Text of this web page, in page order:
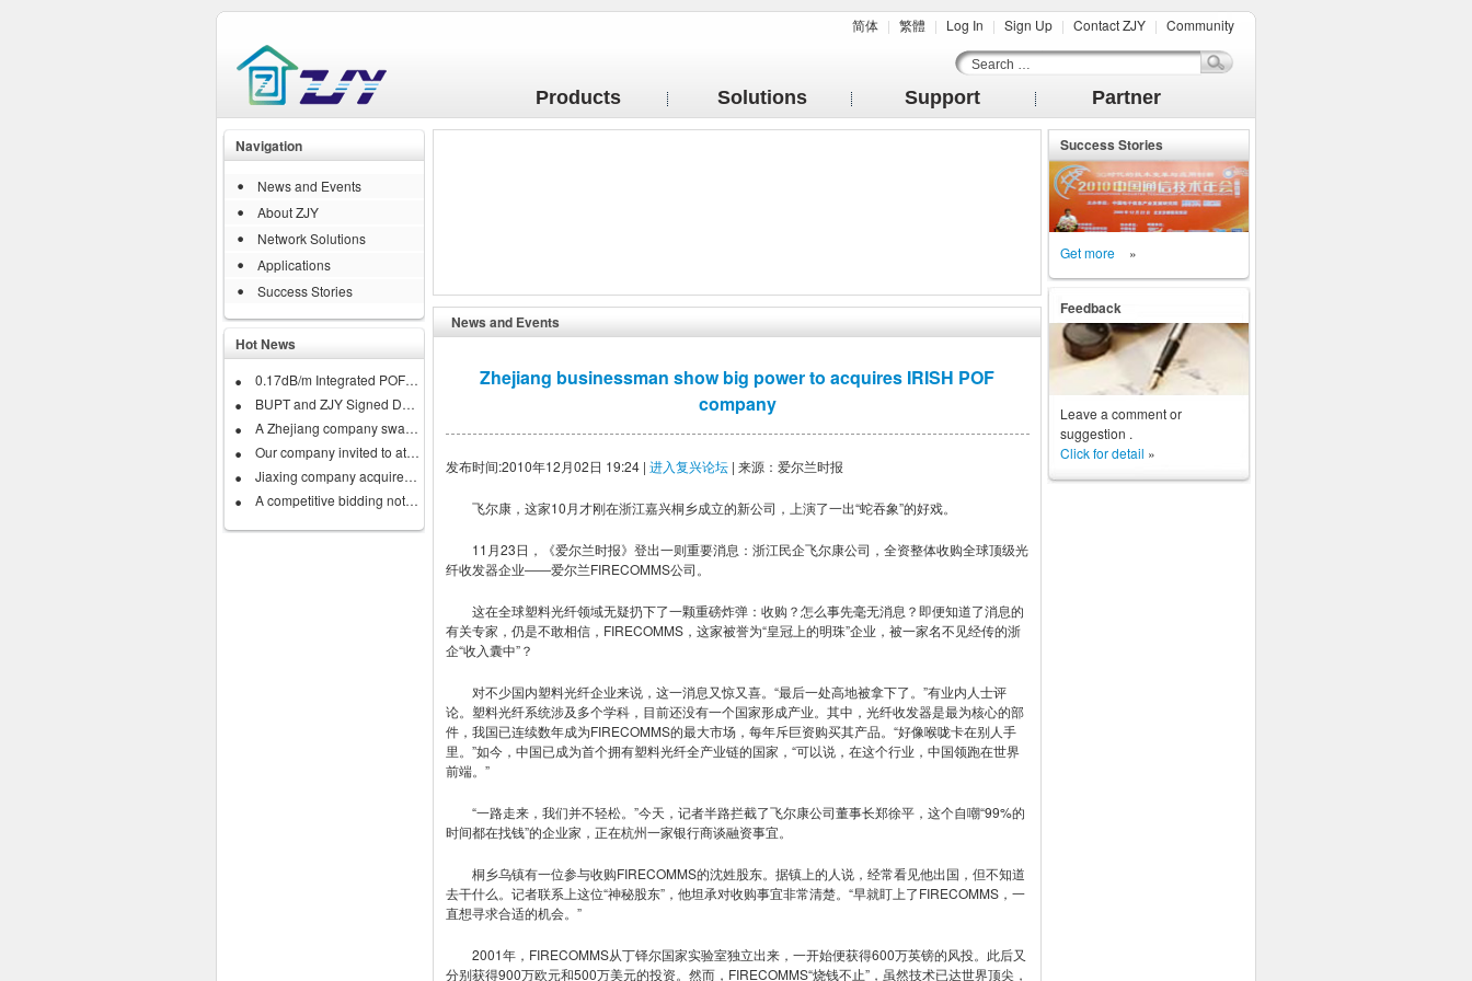
简体 | 繁體 | Log In | Sign Up | Contact ZJY | Community
Products Solutions Support Partner
Navigation
News and Events
About ZJY
Network Solutions
Applications
Success Stories
Hot News
0.17dB/m Integrated POF Business...
BUPT and ZJY Signed Developing...
A Zhejiang company swallow down the...
Our company invited to attend...
Jiaxing company acquires IRISH...
A competitive bidding notice on POF...
News and Events
Zhejiang businessman show big power to acquires IRISH POF
company
发布时间:2010年12月02日 19:24 | 进入复兴论坛| 来源：爱尔兰时报
飞尔康，这家10月才刚在浙江嘉兴桐乡成立的新公司，上演了一出“蛇吞象”的好戏。
11月23日，《爱尔兰时报》登出一则重要消息：浙江民企飞尔康公司，全资整体收购全球顶级光
纤收发器企业――爱尔兰FIRECOMMS公司。
这在全球塑料光纤领域无疑扔下了一颗重磅炸弹：收购？怎么事先毫无消息？即便知道了消息的
有关专家，仍是不敢相信，FIRECOMMS，这家被誉为“皇冠上的明珠”企业，被一家名不见经传的浙
企“收入囊中”？
对不少国内塑料光纤企业来说，这一消息又惊又喜。“最后一处高地被拿下了。”有业内人士评
论。塑料光纤系统涉及多个学科，目前还没有一个国家形成产业。其中，光纤收发器是最为核心的部
件，我国已连续数年成为FIRECOMMS的最大市场，每年斥巨资购买其产品。“好像喉咙卡在别人手
里。”如今，中国已成为首个拥有塑料光纤全产业链的国家，“可以说，在这个行业，中国领跑在世界
前端。”
“一路走来，我们并不轻松。”今天，记者半路拦截了飞尔康公司董事长郑徐平，这个自嘲“99%的
时间都在找钱”的企业家，正在杭州一家银行商谈融资事宜。
桐乡乌镇有一位参与收购FIRECOMMS的沈姓股东。据镇上的人说，经常看见他出国，但不知道
去干什么。记者联系上这位“神秘股东”，他坦承对收购事宜非常清楚。“早就盯上了FIRECOMMS，一
直想寻求合适的机会。”
2001年，FIRECOMMS从丁铎尔国家实验室独立出来，一开始便获得600万英镑的风投。此后又
分别获得900万欧元和500万美元的投资。然而，FIRECOMMS“烧钱不止”，虽然技术已达世界顶尖，
Success Stories
Get more »
Feedback
Leave a comment or
suggestion .
Click for detail »